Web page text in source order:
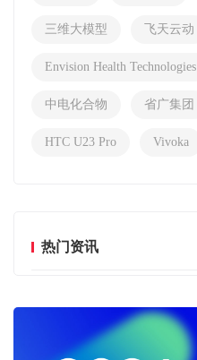
三维大模型 飞天云动
Envision Health Technologies
中电化合物 省广集团
HTC U23 Pro Vivoka
热门资讯